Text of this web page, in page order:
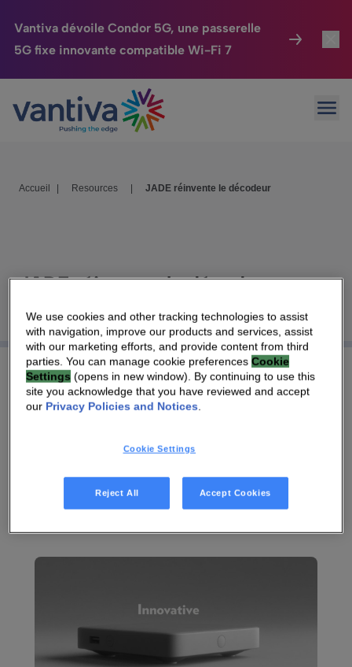
Vantiva dévoile Condor 5G, une passerelle
5G fixe innovante compatible Wi-Fi 7
Passer au contenu principal
Maison Connectée
HomeSight
Entreprise
Relations Investisseurs
Accueil Resources JADE réinvente le décodeur
JADE réinvente le décodeur
JADE, le décodeur le plus polyvalent et le plus
puissant du marché, permet aux opérateurs de
proposer à leurs clients une connectivité parfaite
We use cookies and other tracking technologies to assist
with navigation, improve our products and services, assist
with our marketing efforts, and provide content from third
parties. You can manage cookie preferencesCookie
Settings (opens in new window). By continuing to use this
site you acknowledge that you have reviewed and accept
our Privacy Policies and Notices.
Cookie Settings
Reject All Accept Cookies